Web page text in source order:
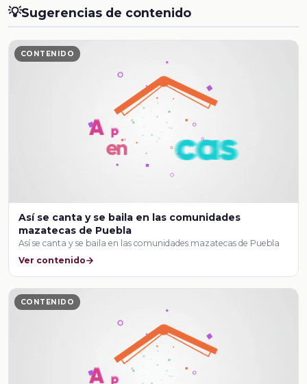
💡Sugerencias de contenido
CONTENIDO
Así se canta y se baila en las comunidades
mazatecas de Puebla
Así se canta y se baila en las comunidades mazatecas de Puebla
Ver contenido
CONTENIDO